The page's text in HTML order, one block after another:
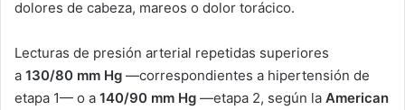
dolores de cabeza, mareos o dolor torácico.
Lecturas de presión arterial repetidas superiores
a 130/80 mm Hg —correspondientes a hipertensión de
etapa 1— o a 140/90 mm Hg —etapa 2, según la American